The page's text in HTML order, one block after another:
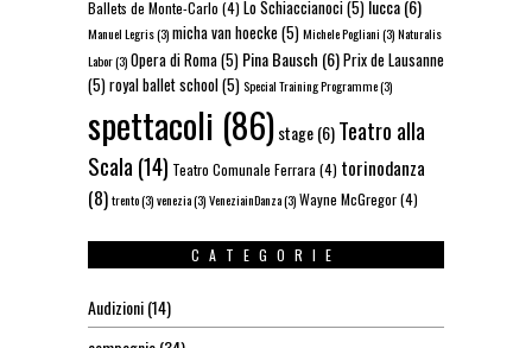
Ballets de Monte-Carlo (4) Lo Schiaccianoci(5) lucca(6)
Manuel Legris(3)micha van hoecke(5)Michele Pogliani(3)Naturalis
Labor(3)Opera di Roma(5) Pina Bausch (6)Prix de Lausanne
(5)royal ballet school(5)Special Training Programme(3)
spettacoli (86)stage(6)Teatro alla
Scala (14) Teatro Comunale Ferrara(4) torinodanza
(8)trento(3)venezia(3)VeneziainDanza(3)Wayne McGregor(4)
CATEGORIE
Audizioni(14)